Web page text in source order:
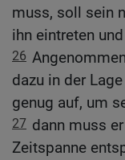
muss, soll sein
ihn eintreten
26
dazu in der
genug auf, um
27 dann muss
Zeitspanne